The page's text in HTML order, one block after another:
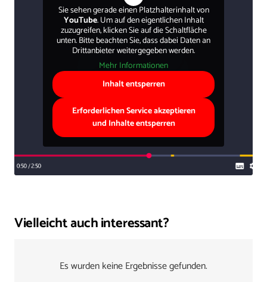
Sie sehen gerade einen Platzhalterinhalt von
YouTube. Um auf den eigentlichen Inhalt
zuzugreifen, klicken Sie auf die Schaltfläche
unten. Bitte beachten Sie, dass dabei Daten an
Drittanbieter weitergegeben werden.
Mehr Informationen
Inhalt entsperren
Erforderlichen Service akzeptieren
und Inhalte entsperren
Vielleicht auch interessant?
Es wurden keine Ergebnisse gefunden.